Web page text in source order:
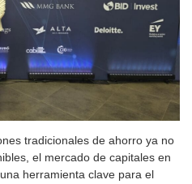
tradicionales de ahorro ya no
el mercado de capitales en
herramienta clave para el